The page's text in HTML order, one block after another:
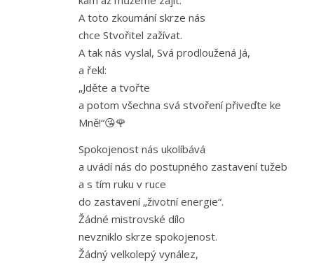
A toto zkoumání skrze nás
chce Stvořitel zažívat.
A tak nás vyslal, Svá prodloužená Já,
a řekl:
„Jděte a tvořte
a potom všechna svá stvoření přiveďte ke
Mně!“😘🌹
Spokojenost nás ukolíbává
a uvádí nás do postupného zastavení tužeb
a s tím ruku v ruce
do zastavení „životní energie“.
Žádné mistrovské dílo
nevzniklo skrze spokojenost.
Žádný velkolepý vynález,